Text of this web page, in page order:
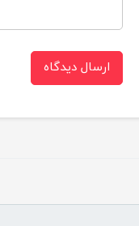
ارسال دیدگاه